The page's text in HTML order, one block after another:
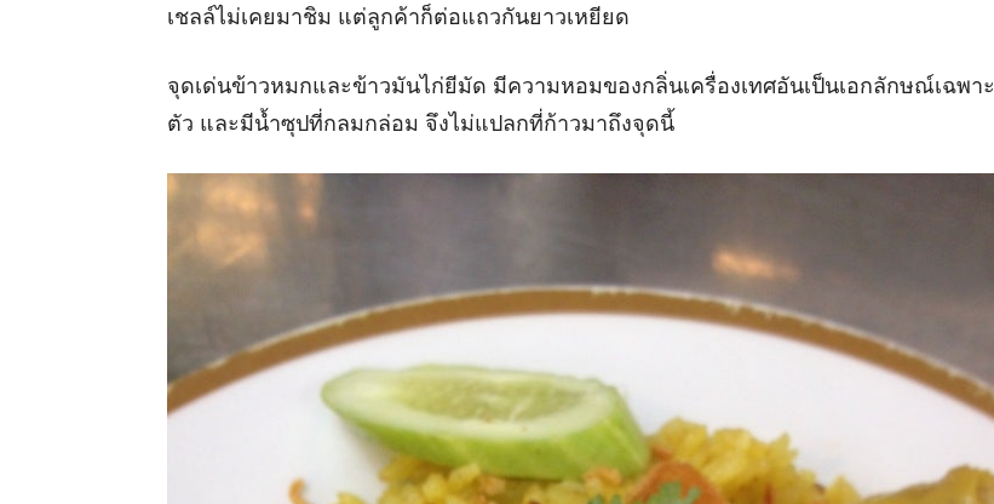
เชลล์ไม่เคยมาชิม แต่ลูกค้าก็ต่อแถวกันยาวเหยียด
จุดเด่นข้าวหมกและข้าวมันไก่ยีมัด มีความหอมของกลิ่นเครื่องเทศอันเป็นเอกลักษณ์เฉพาะ
ตัว และมีน้ำซุปที่กลมกล่อม จึงไม่แปลกที่ก้าวมาถึงจุดนี้